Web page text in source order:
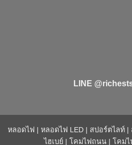
LINE
หลอดไฟ | หลอดไฟ LED | สปอร์ตไลท์ |
ไฮเบย์ | โคมไฟถนน | โคม